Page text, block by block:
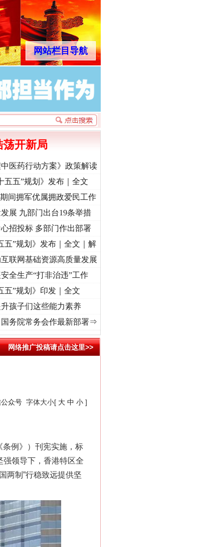
网站栏目导航
起航处 潮起..·[视频]一首歌的时间，读懂乐至的“诗与远方”
荡开新局
中医药行动方案》政策解读
五五”规划》发布｜全文
间拥军优属拥政爱民工作
展 九部门出台19条举措
招投标 多部门作出部署
五”规划》发布｜全文｜解
联网基础资源高质量发展
全生产“打非治违”工作
五”规划》印发｜全文
孩子们这些能力素养
务院常务会作最新部署⇒
网络推广投稿请点击这里>>
众号 字体大小[ 大 中 小 ]
例》）刊宪实施，标
领导下，香港特区全
两制”行稳致远提供坚